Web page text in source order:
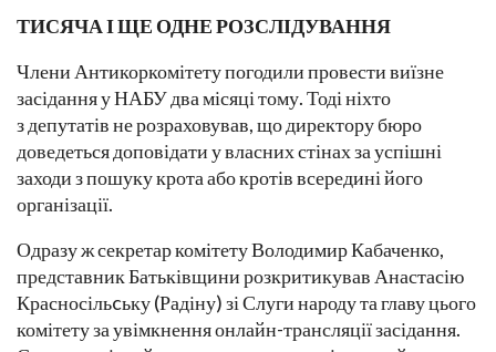
ТИСЯЧА І ЩЕ ОДНЕ РОЗСЛІДУВАННЯ
Члени Антикоркомітету погодили провести виїзне
засідання у НАБУ два місяці тому. Тоді ніхто
з депутатів не розраховував, що директору бюро
доведеться доповідати у власних стінах за успішні
заходи з пошуку крота або кротів всередині його
організації.
Одразу ж секретар комітету Володимир Кабаченко,
представник Батьківщини розкритикував Анастасію
Красносільcьку (Радіну) зі Слуги народу та главу цього
комітету за увімкнення онлайн-трансляції засідання.